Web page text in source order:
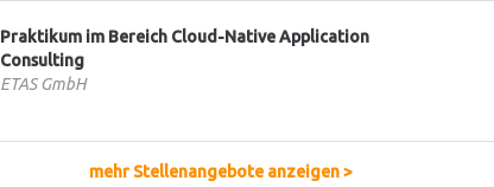
Praktikum im Bereich Cloud-Native Application
Consulting
ETAS GmbH
mehr Stellenangebote anzeigen >